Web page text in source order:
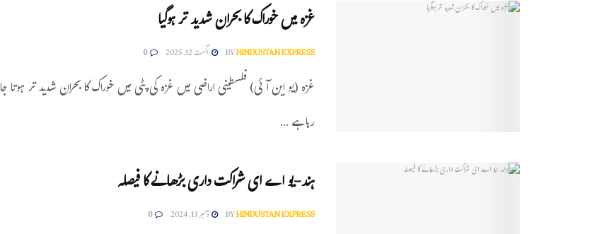
غزہ میں خوراک کا بحران شدید تر ہوگیا
BYHINDUSTAN EXPRESS اگست 12, 2025 0
غزہ (یو این آئی) فلسطینی اراضی میں غزہ کی پٹی میں خوراک کا بحران شدید تر ہوتا جا
رہا ہے ...
ہند-یو اے ای شراکت داری بڑھانے کا فیصلہ
BYHINDUSTAN EXPRESS دسمبر 13, 2024 0